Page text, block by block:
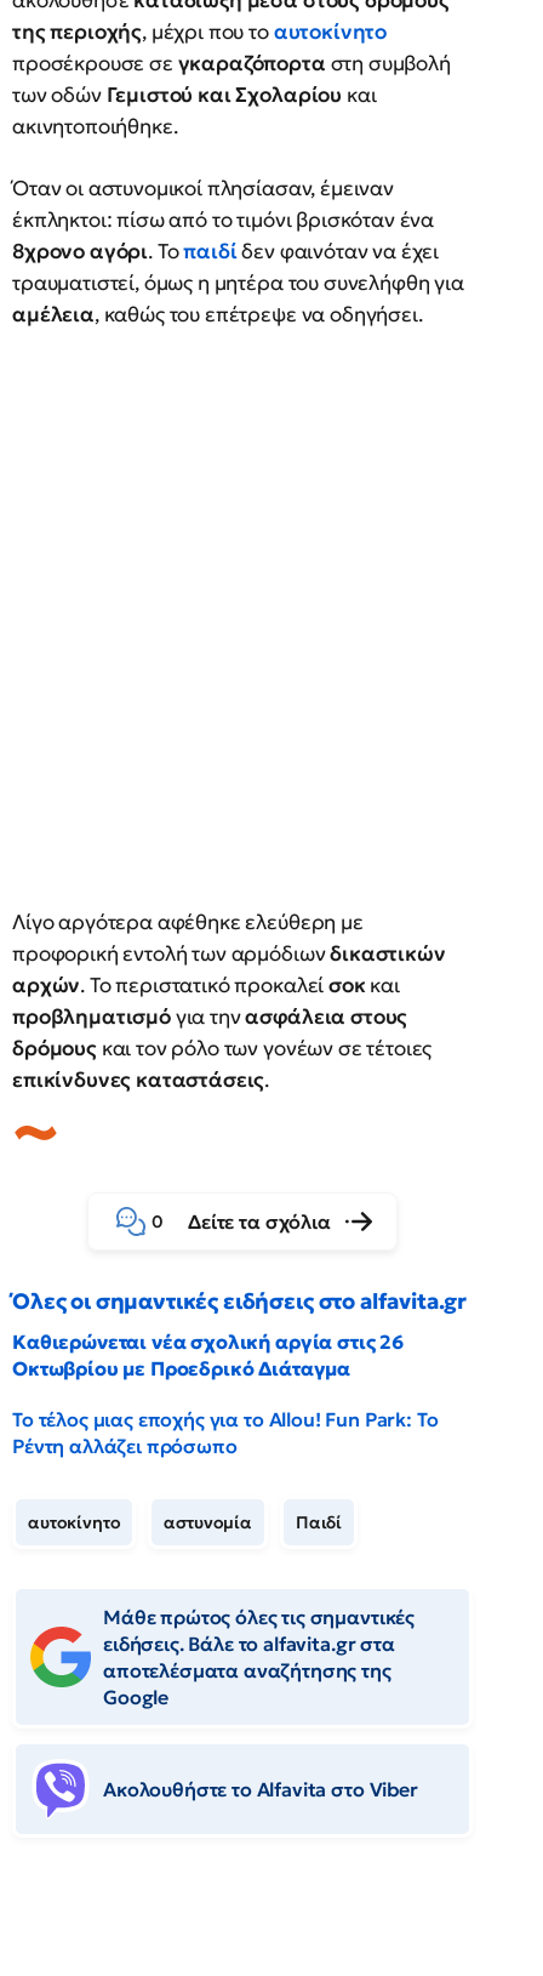
της περιοχής, μέχρι που τοαυτοκίνητο
προσέκρουσε σε γκαραζόπορτα στη συμβολή
των οδών Γεμιστού και Σχολαρίου και
ακινητοποιήθηκε.
Όταν οι αστυνομικοί πλησίασαν, έμειναν
έκπληκτοι: πίσω από το τιμόνι βρισκόταν ένα
8χρονο αγόρι. Τοπαιδίδεν φαινόταν να έχει
τραυματιστεί, όμως η μητέρα του συνελήφθη για
αμέλεια, καθώς του επέτρεψε να οδηγήσει.
Λίγο αργότερα αφέθηκε ελεύθερη με
προφορική εντολή των αρμόδιωνδικαστικών
αρχών. Το περιστατικό προκαλείσοκ και
προβληματισμόγια τηνασφάλεια στους
δρόμουςκαι τον ρόλο των γονέων σε τέτοιες
επικίνδυνες καταστάσεις.
0 Δείτε τα σχόλια
Όλες οι σημαντικές ειδήσεις στο alfavita.gr
Καθιερώνεται νέα σχολική αργία στις 26
Οκτωβρίου με Προεδρικό Διάταγμα
Το τέλος μιας εποχής για το Allou! Fun Park: Το
Ρέντη αλλάζει πρόσωπο
αυτοκίνητο αστυνομία Παιδί
Μάθε πρώτος όλες τις σημαντικές
ειδήσεις. Βάλε το alfavita.gr στα
αποτελέσματα αναζήτησης της
Google
Ακολουθήστε το Αlfavita στο Viber